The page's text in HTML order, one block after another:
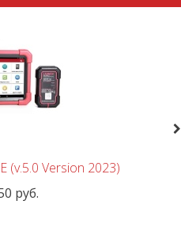
(v.5.0 Version 2023)
руб.